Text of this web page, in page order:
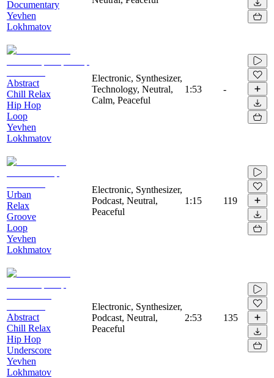
Documentary
Yevhen
Lokhmatov
Abstract
Chill Relax
Hip Hop
Loop
Yevhen
Lokhmatov
Electronic, Synthesizer,
Technology, Neutral,
Calm, Peaceful
1:53 -
Urban
Relax
Groove
Loop
Yevhen
Lokhmatov
Electronic, Synthesizer,
Podcast, Neutral,
Peaceful
1:15 119
Abstract
Chill Relax
Hip Hop
Underscore
Yevhen
Lokhmatov
Electronic, Synthesizer,
Podcast, Neutral,
Peaceful
2:53 135